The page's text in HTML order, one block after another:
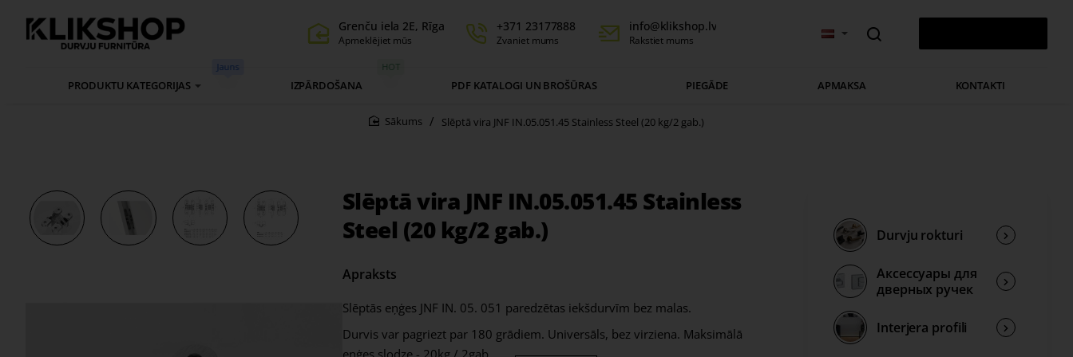
Grenču iela 2E, Rīga
Apmeklējiet mūs
+371 23177888
Zvaniet mums
info@klikshop.lv
Rakstiet mums
PRODUKTU KATEGORIJAS
Jauns
IZPĀRDOŠANA
HOT
PDF KATALOGI UN BROŠŪRAS PIEGĀDE APMAKSA KONTAKTI
Slēptā vira JNF IN.05.051.45 Stainless Steel (20 kg/2 gab.)
Slēptā vira JNF IN.05.051.45 Stainless
Steel (20 kg/2 gab.)
Apraksts
Slēptās eņģes JNF IN. 05. 051 paredzētas iekšdurvīm bez malas.
Durvis var pagriezt par 180 grādiem. Universāls, bez virziena. Maksimālā
eņģes slodze - 20kg / 2gab.
Durvju rokturi
Аксессуары для
дверных ручек
Interjera profili